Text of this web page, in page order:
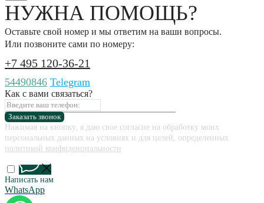
НУЖНА ПОМОЩЬ?
Оставьте свой номер и мы ответим на ваши вопросы.
Или позвоните сами по номеру:
+7 495 120-36-21
54490846 Telegram
Как с вами связаться?
Заказать звонок
Нажимая на кнопку, я даю свое согласие на обработку моих
персональных данных на условиях и для целей, определенных
политикой конфиденциальности
Написать нам
WhatsApp